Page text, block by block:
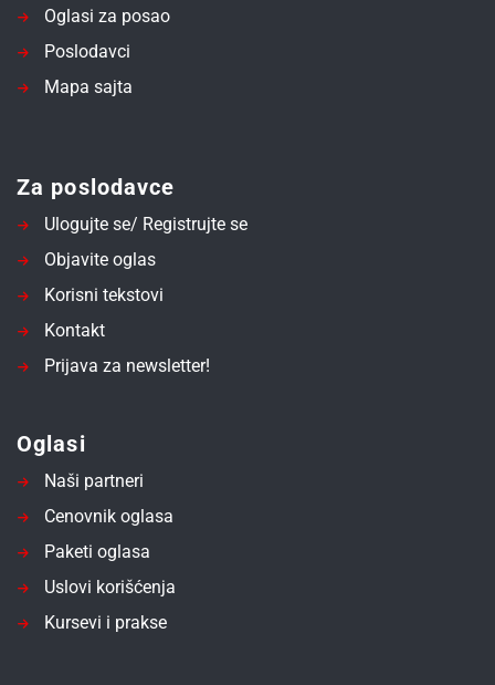
Oglasi za posao
Poslodavci
Mapa sajta
Za poslodavce
Ulogujte se/ Registrujte se
Objavite oglas
Korisni tekstovi
Kontakt
Prijava za newsletter!
Oglasi
Naši partneri
Cenovnik oglasa
Paketi oglasa
Uslovi korišćenja
Kursevi i prakse